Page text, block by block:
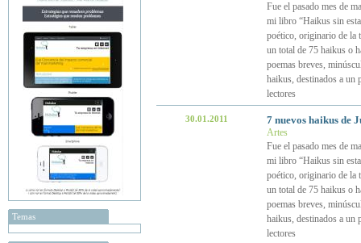
Temas
Fue el pasado mes de
mi libro “Haikus sin
poético, originario de la
un total de 75 haikus o
poemas breves,
haikus, destinados a un
lectores
30.01.2011 7 nuevos haikus de
Artes
Fue el pasado mes de
mi libro “Haikus sin
poético, originario de la
un total de 75 haikus o
poemas breves,
haikus, destinados a un
lectores